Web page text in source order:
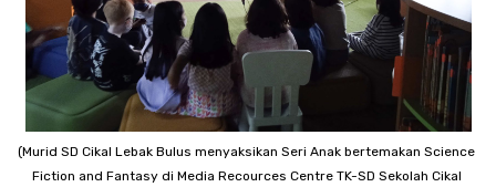
(Murid SD Cikal Lebak Bulus menyaksikan Seri Anak bertemakan Science
Fiction and Fantasy di Media Recources Centre TK-SD Sekolah Cikal